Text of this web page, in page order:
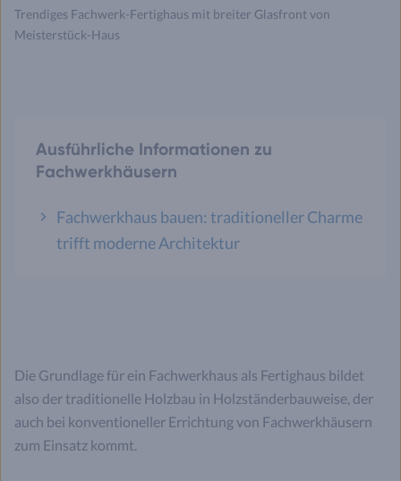
Trendiges Fachwerk-Fertighaus mit breiter Glasfront von
Meisterstück-Haus
Ausführliche Informationen zu
Fachwerkhäusern
Fachwerkhaus bauen: traditioneller Charme
trifft moderne Architektur
Die Grundlage für ein Fachwerkhaus als Fertighaus bildet
also der traditionelle Holzbau in Holzständerbauweise, der
auch bei konventioneller Errichtung von Fachwerkhäusern
zum Einsatz kommt.